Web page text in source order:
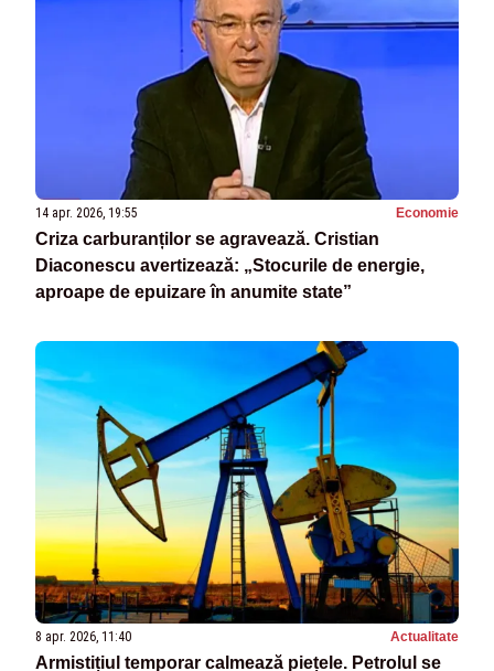
14 apr. 2026, 19:55 Economie
Criza carburanților se agravează. Cristian
Diaconescu avertizează: „Stocurile de energie,
aproape de epuizare în anumite state”
8 apr. 2026, 11:40 Actualitate
Armistițiul temporar calmează piețele. Petrolul se